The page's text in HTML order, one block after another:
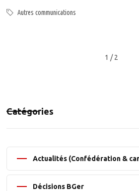
Autres communications
1 / 2
Catégories
Actualités (Confédération &
Décisions BGer